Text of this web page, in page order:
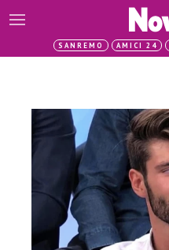
SANREMO AMICI 24